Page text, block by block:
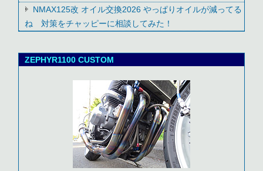
NMAX125改 オイル交換2026 やっぱりオイルが減ってる
ね 対策をチャッピーに相談してみた！
ZEPHYR1100 CUSTOM